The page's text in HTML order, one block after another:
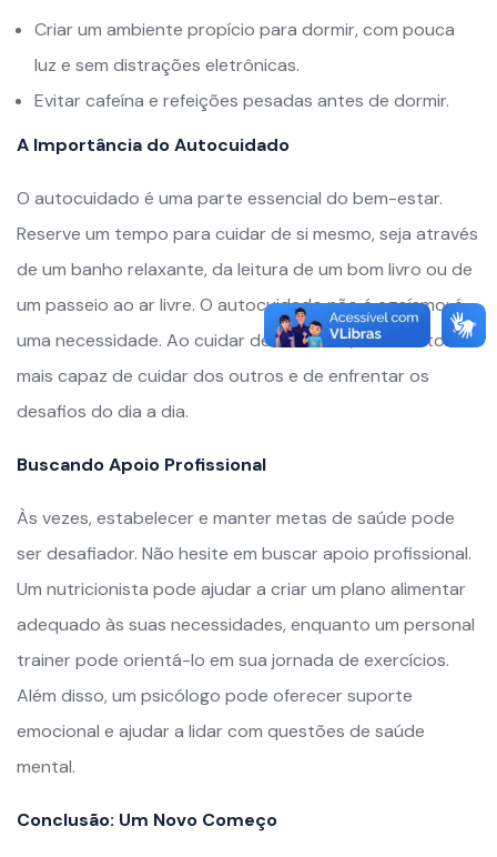
Criar um ambiente propício para dormir, com pouca
luz e sem distrações eletrônicas.
Evitar cafeína e refeições pesadas antes de dormir.
A Importância do Autocuidado
O autocuidado é uma parte essencial do bem-estar.
Reserve um tempo para cuidar de si mesmo, seja através
de um banho relaxante, da leitura de um bom livro ou de
um passeio ao ar livre. O autocuidado não é egoísmo; é
uma necessidade. Ao cuidar de si mesmo, você se torna
mais capaz de cuidar dos outros e de enfrentar os
desafios do dia a dia.
Buscando Apoio Profissional
Às vezes, estabelecer e manter metas de saúde pode
ser desafiador. Não hesite em buscar apoio profissional.
Um nutricionista pode ajudar a criar um plano alimentar
adequado às suas necessidades, enquanto um personal
trainer pode orientá-lo em sua jornada de exercícios.
Além disso, um psicólogo pode oferecer suporte
emocional e ajudar a lidar com questões de saúde
mental.
Conclusão: Um Novo Começo